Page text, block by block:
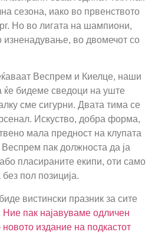
сезона, иако во првенството
Но во лигата на шампиони,
изненадување, во двомечот со
Веспрем и Киелце, наши
ќе бидеме сведоци на уште
сме сигурни. Двата тима се
Искуство, добра форма,
мала предност на клупата
пак должноста да ја
пласираните екипи, оти само
пол позиција.
вистински празник за сите
Ние пак најавуваме одличен
новото издание на подкастот